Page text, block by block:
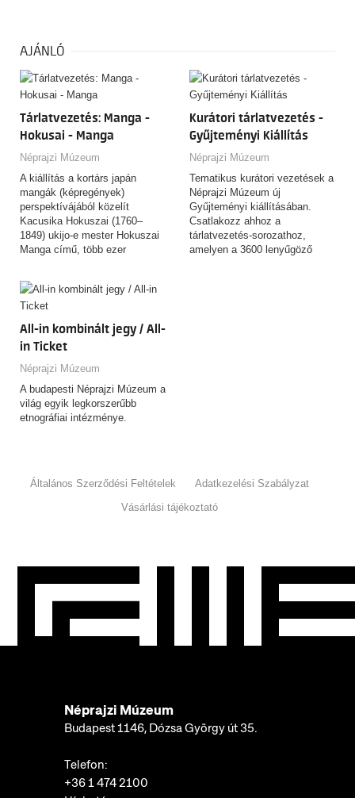
AJÁNLÓ
Tárlatvezetés: Manga -
Hokusai - Manga
Néprajzi Múzeum
A kiállítás a kortárs japán
mangák (képregények)
perspektívájából közelít
Kacusika Hokuszai (1760–
1849) ukijo-e mester Hokuszai
Manga című, több ezer
Kurátori tárlatvezetés -
Gyűjteményi Kiállítás
Néprajzi Múzeum
Tematikus kurátori vezetések a
Néprajzi Múzeum új
Gyűjteményi kiállításában.
Csatlakozz ahhoz a
tárlatvezetés-sorozathoz,
amelyen a 3600 lenyűgöző
All-in kombinált jegy / All-
in Ticket
Néprajzi Múzeum
A budapesti Néprajzi Múzeum a
világ egyik legkorszerűbb
etnográfiai intézménye.
Általános Szerződési Feltételek
Adatkezelési Szabályzat
Vásárlási tájékoztató
Néprajzi Múzeum
Budapest 1146, Dózsa György út 35.
Telefon:
+36 1 474 2100